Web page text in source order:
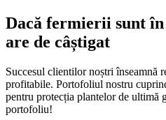
Dacă fermierii sunt
are de câștigat
Succesul clientilor noștri înseamnă
profitabile. Portofoliul nostru
pentru protecția plantelor de ultimă
portofoliu!